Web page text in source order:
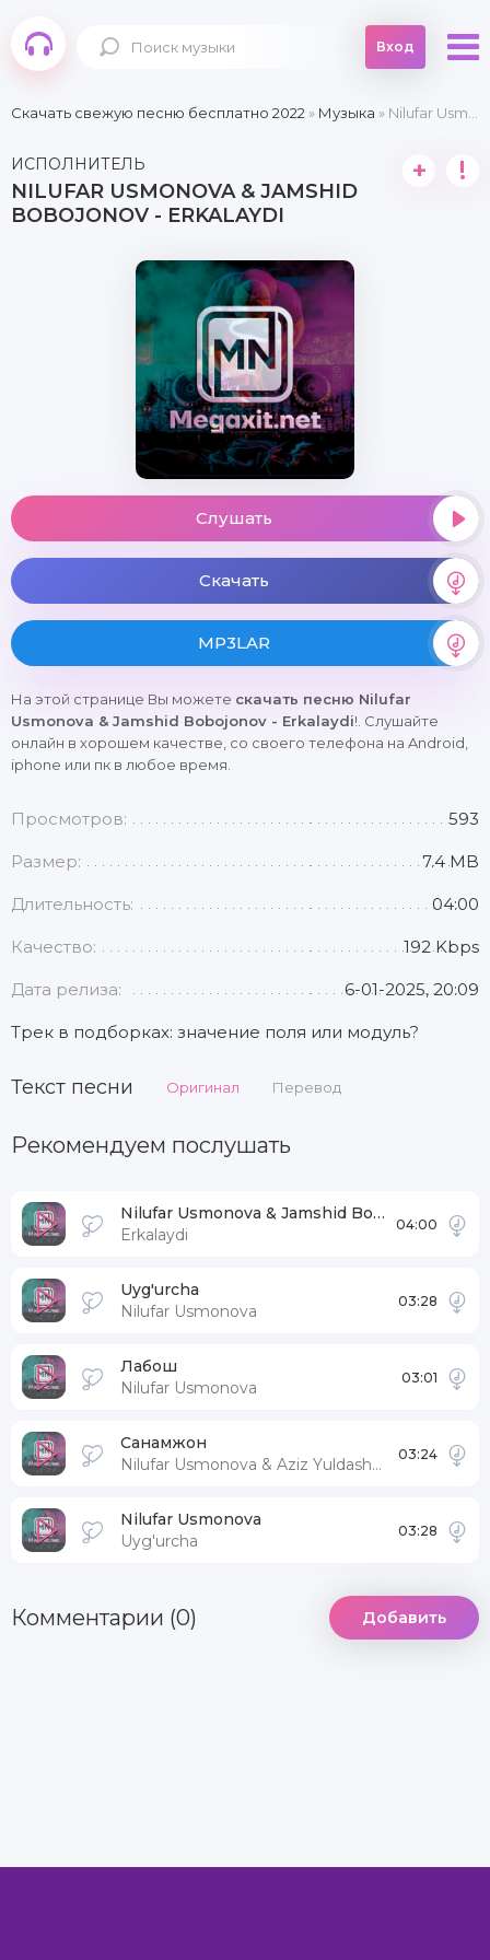
Вход
Скачать свежую песню бесплатно 2022 » Музыка » Nilufar Usmonova & Jamshid Bobojonov - Erkalaydi
ИСПОЛНИТЕЛЬ
NILUFAR USMONOVA & JAMSHID
BOBOJONOV - ERKALAYDI
+ !
Слушать
Скачать
MP3LAR
На этой странице Вы можете скачать песню Nilufar
Usmonova & Jamshid Bobojonov - Erkalaydi!. Слушайте
онлайн в хорошем качестве, со своего телефона на Android,
iphone или пк в любое время.
Просмотров: 593
Размер: 7.4 MB
Длительность: 04:00
Качество: 192 Kbps
Дата релиза: 6-01-2025, 20:09
Трек в подборках: значение поля или модуль?
Текст песни Оригинал Перевод
Рекомендуем послушать
Nilufar Usmonova & Jamshid Bobojonov
Erkalaydi
04:00
Uyg'urcha
Nilufar Usmonova
03:28
Лабош
Nilufar Usmonova
03:01
Санамжон
Nilufar Usmonova & Aziz Yuldashev
03:24
Nilufar Usmonova
Uyg'urcha
03:28
Комментарии (0) Добавить